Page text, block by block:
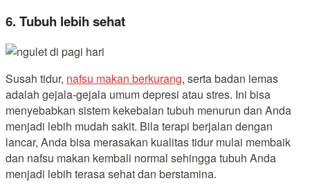
6. Tubuh lebih sehat
Susah tidur, nafsu makan berkurang, serta badan lemas
adalah gejala-gejala umum depresi atau stres. Ini bisa
menyebabkan sistem kekebalan tubuh menurun dan Anda
menjadi lebih mudah sakit. Bila terapi berjalan dengan
lancar, Anda bisa merasakan kualitas tidur mulai membaik
dan nafsu makan kembali normal sehingga tubuh Anda
menjadi lebih terasa sehat dan berstamina.